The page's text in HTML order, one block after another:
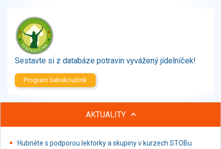
Ořechy, semena
Zelenina
Brambory, luštěniny, houby
Sladkosti, slané výrobky
Ochucovadla, přísady, sladidla
Proteinové výrobky, doplňky stravy
Nápoje alkoholické
Sestavte si z databáze potravin vyvážený jídelníček!
Program Sebekoučink
AKTUALITY
Hubněte s podporou lektorky a skupiny v kurzech STOBu